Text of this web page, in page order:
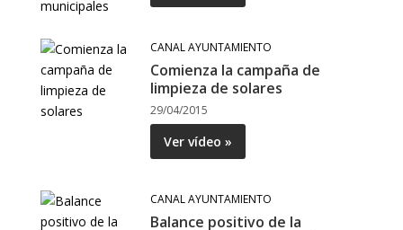
CANAL AYUNTAMIENTO
Comienza la campaña de
limpieza de solares
29/04/2015
Ver vídeo »
CANAL AYUNTAMIENTO
Balance positivo de la